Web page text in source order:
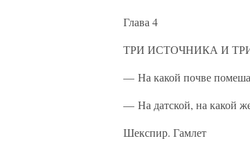
Глава 4
ТРИ ИСТОЧНИКА И
— На какой почве
— На датской, на какой
Шекспир. Гамлет